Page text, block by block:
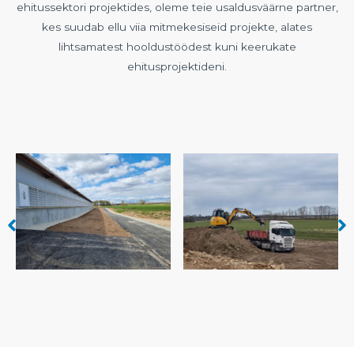
ehitussektori projektides, oleme teie usaldusväärne partner,
kes suudab ellu viia mitmekesiseid projekte, alates
lihtsamatest hooldustöödest kuni keerukate
ehitusprojektideni.
No Caption No Caption